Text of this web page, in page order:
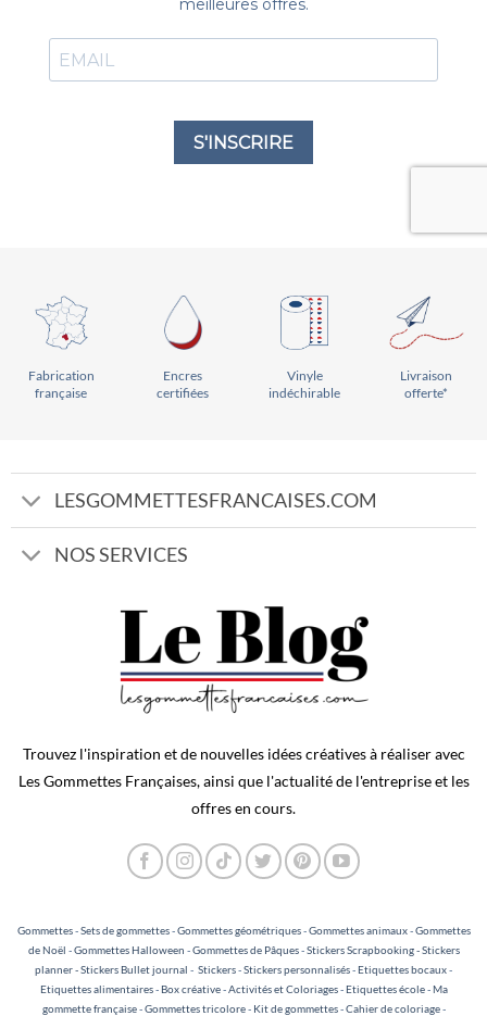
Fabrication
française
Encres
certifiées
Vinyle
indéchirable
Livraison
offerte*
LESGOMMETTESFRANCAISES.COM
NOS SERVICES
Trouvez l'inspiration et de nouvelles idées créatives à réaliser avec
Les Gommettes Françaises, ainsi que l'actualité de l'entreprise et les
offres en cours.
Gommettes-Sets de gommettes-Gommettes géométriques-Gommettes animaux-Gommettes
de Noël -Gommettes Halloween -Gommettes de Pâques-Stickers Scrapbooking - Stickers
planner - Stickers Bullet journal - Stickers-Stickers personnalisés-Etiquettes bocaux-
Etiquettes alimentaires-Box créative-Activités et Coloriages-Etiquettes école-Ma
gommette française-Gommettes tricolore- Kit de gommettes-Cahier de coloriage-